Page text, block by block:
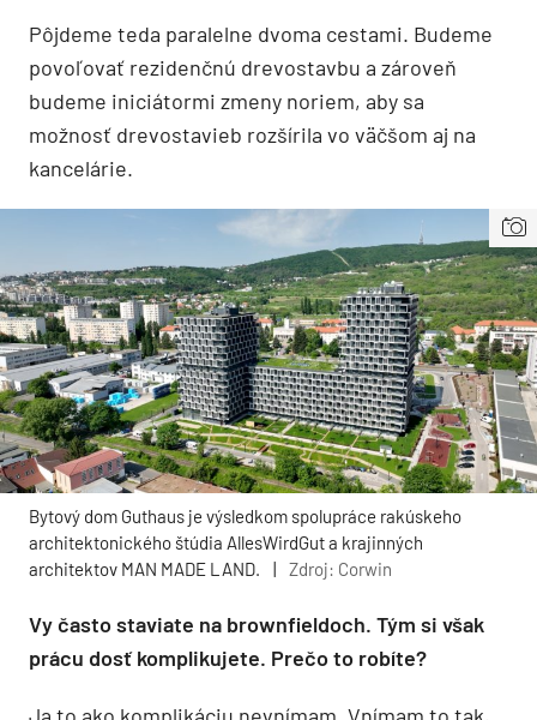
Pôjdeme teda paralelne dvoma cestami. Budeme
povoľovať rezidenčnú drevostavbu a zároveň
budeme iniciátormi zmeny noriem, aby sa
možnosť drevostavieb rozšírila vo väčšom aj na
kancelárie.
Bytový dom Guthaus je výsledkom spolupráce rakúskeho
architektonického štúdia AllesWirdGut a krajinných
architektov MAN MADE LAND.
| Zdroj: Corwin
Vy často staviate na brownfieldoch. Tým si však
prácu dosť komplikujete. Prečo to robíte?
Ja to ako komplikáciu nevnímam. Vnímam to tak,